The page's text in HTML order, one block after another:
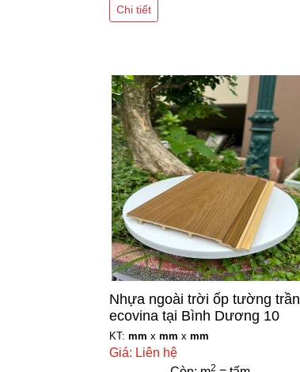
Chi tiết
Nhựa ngoài trời ốp tường trần
ecovina tại Bình Dương 10
KT: mm x mm x mm
Giá: Liên hệ
2